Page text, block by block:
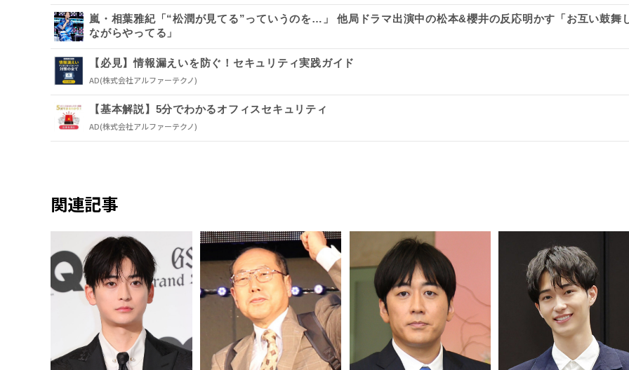
嵐・相葉雅紀「“松潤が見てる”っていうのを…」 他局ドラマ出演中の松本&櫻井の反応明かす「お互い鼓舞
ながらやってる」
【必見】情報漏えいを防ぐ！セキュリティ実践ガイド
AD(株式会社アルファーテクノ)
【基本解説】5分でわかるオフィスセキュリティ
AD(株式会社アルファーテクノ)
関連記事